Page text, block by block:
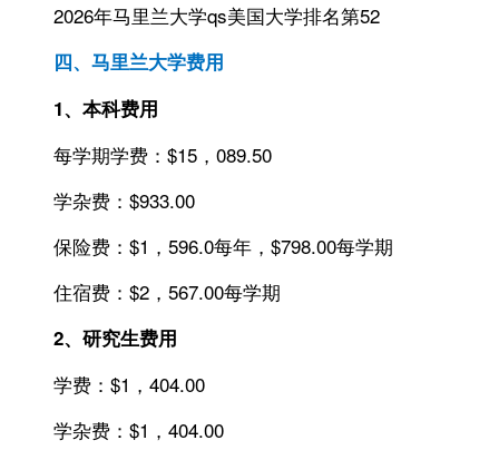
2026年马里兰大学qs美国大学排名第52
四、马里兰大学费用
1、本科费用
每学期学费：$15，089.50
学杂费：$933.00
保险费：$1，596.0每年，$798.00每学期
住宿费：$2，567.00每学期
2、研究生费用
学费：$1，404.00
学杂费：$1，404.00